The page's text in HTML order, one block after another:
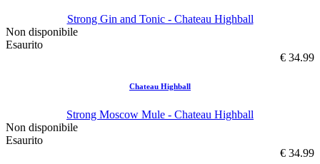
Strong Gin and Tonic - Chateau Highball
Non disponibile
Esaurito
€ 34.99
Chateau Highball
Strong Moscow Mule - Chateau Highball
Non disponibile
Esaurito
€ 34.99